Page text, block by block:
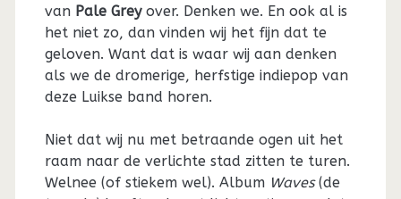
van Pale Greyover. Denken we. En ook al is
het niet zo, dan vinden wij het fijn dat te
geloven. Want dat is waar wij aan denken
als we de dromerige, herfstige indiepop van
deze Luikse band horen.
Niet dat wij nu met betraande ogen uit het
raam naar de verlichte stad zitten te turen.
Welnee (of stiekem wel). Album Waves(de